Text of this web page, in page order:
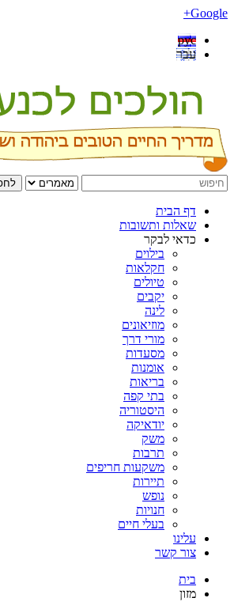
Google+
рус
עבר
דף הבית
שאלות ותשובות
כדאי לבקר
בילוים
חקלאות
טיולים
יקבים
לינה
מוזיאונים
מורי דרך
מסעדות
אומנות
בריאות
בתי קפה
היסטוריה
יודאיקה
משק
תרבות
משקעות חריפים
תיירות
נופש
חנויות
בעלי חיים
עלינו
צור קשר
בית
מזון